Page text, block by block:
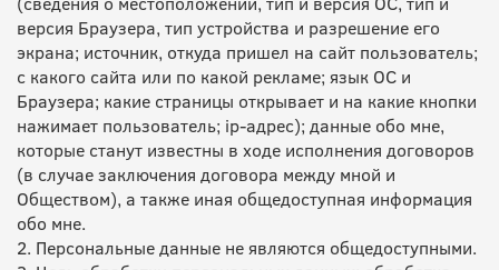
версия Браузера, тип устройства и разрешение его
экрана; источник, откуда пришел на сайт пользователь;
с какого сайта или по какой рекламе; язык ОС и
Браузера; какие страницы открывает и на какие кнопки
нажимает пользователь; ip-адрес); данные обо мне,
которые станут известны в ходе исполнения договоров
(в случае заключения договора между мной и
Обществом), а также иная общедоступная информация
обо мне.
2. Персональные данные не являются общедоступными.